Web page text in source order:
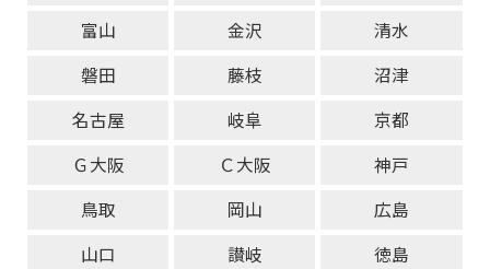
富山
金沢
清水
磐田
藤枝
沼津
名古屋
岐阜
京都
Ｇ大阪
Ｃ大阪
神戸
鳥取
岡山
広島
山口
讃岐
徳島